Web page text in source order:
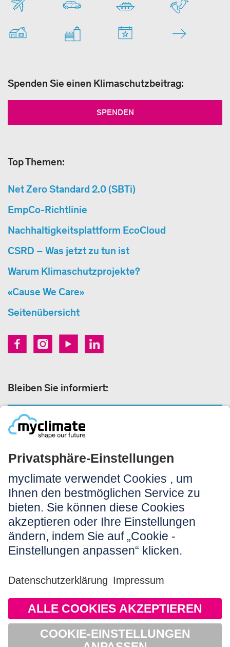
Spenden Sie einen Klimaschutzbeitrag:
SPENDEN
Top Themen:
Net Zero Standard 2.0 (SBTi)
EmpCo-Richtlinie
Nachhaltigkeitsplattform EcoCloud
CSRD – Was jetzt zu tun ist
Warum Klimaschutzprojekte?
«Cause We Care»
Seitenübersicht
Bleiben Sie informiert:
Rechtliches:
Impressum
Nutzungshinweis
AGB
Datenschutz
Barrierefreiheit